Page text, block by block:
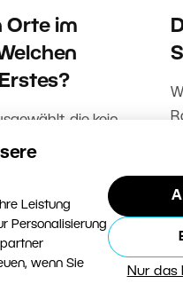
Leistung
Personalisierung
wenn Sie
Nur das
Orte im
die kein
– von der
Küste. Wir
auf der Suche
und
aufmachen